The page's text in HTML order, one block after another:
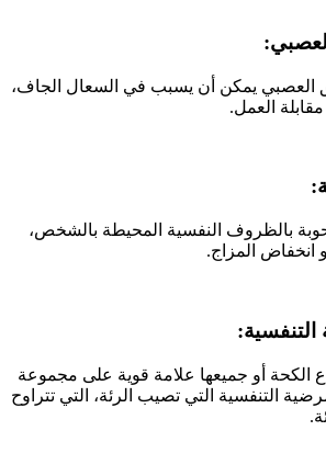
العصبي يمكن أن يسبب في السعال الجاف،
العمل.
بالظروف النفسية المحيطة بالشخص،
انخفاض المزاج.
الكحة أو جميعها علامة قوية على مجموعة
التنفسية التي تصيب الرئة، التي تتراوح